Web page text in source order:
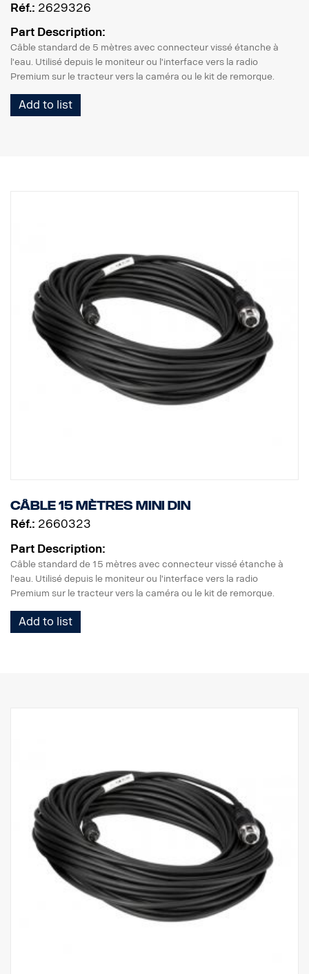
Réf.: 2629326
Part Description:
Câble standard de 5 mètres avec connecteur vissé étanche à
l'eau. Utilisé depuis le moniteur ou l'interface vers la radio
Premium sur le tracteur vers la caméra ou le kit de remorque.
Add to list
Câble 15 mètres MINI DIN
Réf.: 2660323
Part Description:
Câble standard de 15 mètres avec connecteur vissé étanche à
l'eau. Utilisé depuis le moniteur ou l'interface vers la radio
Premium sur le tracteur vers la caméra ou le kit de remorque.
Add to list